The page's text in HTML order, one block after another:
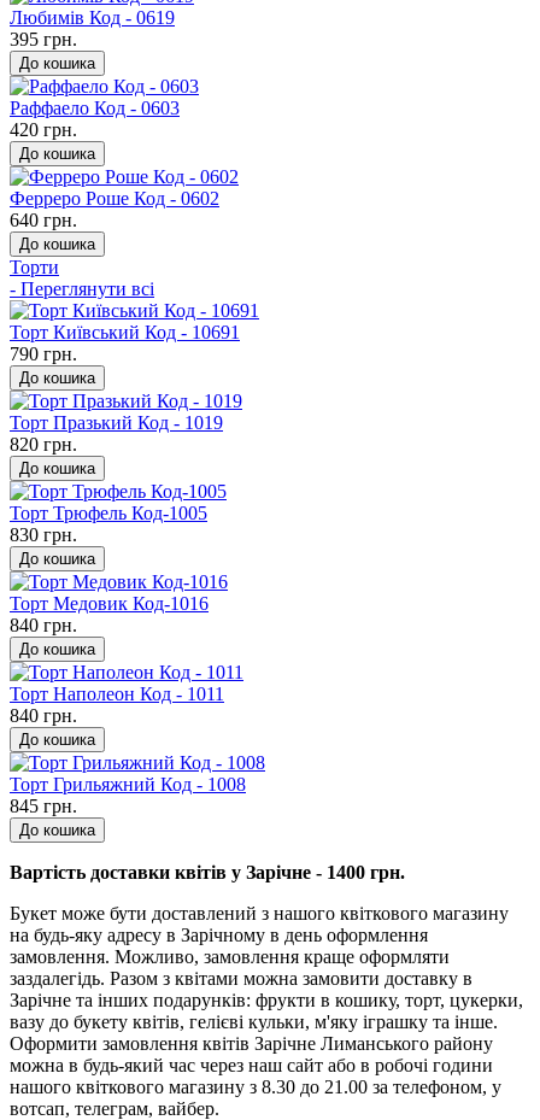
Любимів Код - 0619
395 грн.
До кошика
Раффаело Код - 0603
420 грн.
До кошика
Ферреро Роше Код - 0602
640 грн.
До кошика
Торти
- Переглянути всі
Торт Київський Код - 10691
790 грн.
До кошика
Торт Празький Код - 1019
820 грн.
До кошика
Торт Трюфель Код-1005
830 грн.
До кошика
Торт Медовик Код-1016
840 грн.
До кошика
Торт Наполеон Код - 1011
840 грн.
До кошика
Торт Грильяжний Код - 1008
845 грн.
До кошика
Вартість доставки квітів у Зарічне - 1400 грн.
Букет може бути доставлений з нашого квіткового магазину
на будь-яку адресу в Зарічному в день оформлення
замовлення. Можливо, замовлення краще оформляти
заздалегідь. Разом з квітами можна замовити доставку в
Зарічне та інших подарунків: фрукти в кошику, торт, цукерки,
вазу до букету квітів, гелієві кульки, м'яку іграшку та інше.
Оформити замовлення квітів Зарічне Лиманського району
можна в будь-який час через наш сайт або в робочі години
нашого квіткового магазину з 8.30 до 21.00 за телефоном, у
вотсап, телеграм, вайбер.